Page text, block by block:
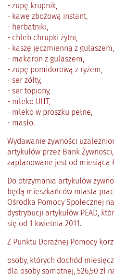
- zupę krupnik,
- kawę zbożową instant,
- herbatniki,
- chleb chrupki żytni,
- kaszę jęczmienną z gulaszem,
- makaron z gulaszem,
- zupę pomidorową z ryżem,
- ser żółty,
- ser topiony,
- mleko UHT,
- mleko w proszku pełne,
- masło.
Wydawanie żywności
artykułów przez Bank
zaplanowane jest od miesiąca
Do otrzymania artykułów
będą mieszkańców miasta
Ośrodka Pomocy Społecznej
dystrybucji artykułów PEAD,
się od 1 kwietnia 2011.
Z Punktu Doraźnej Pomocy
osoby, których dochód
dla osoby samotnej, 526,50 zł